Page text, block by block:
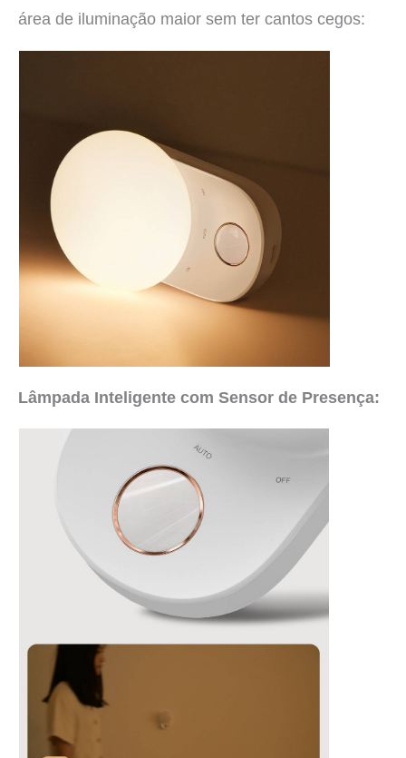
área de iluminação maior sem ter cantos cegos:
Lâmpada Inteligente com Sensor de Presença: